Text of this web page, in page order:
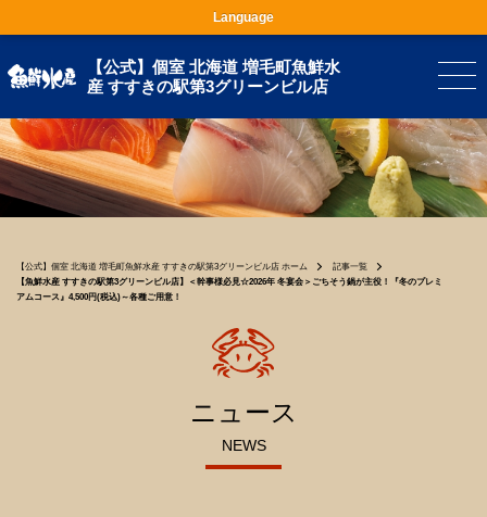
【公式】個室 北海道 増毛町魚鮮水
産 すすきの駅第3グリーンビル店
【公式】個室 北海道 増毛町魚鮮水産 すすきの駅第3グリーンビル店 ホーム
記事一覧
【魚鮮水産 すすきの駅第3グリーンビル店】＜幹事様必見☆2026年 冬宴会＞ごちそう鍋が主役！『冬のプレミ
アムコース』4,500円(税込)～各種ご用意！
ニュース
NEWS
Language